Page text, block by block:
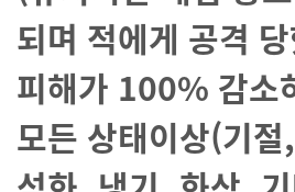
되며 적에게 공격
피해가 100% 감소
모든 상태이상(기